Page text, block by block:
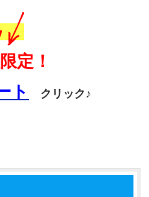
定！
ト クリック♪